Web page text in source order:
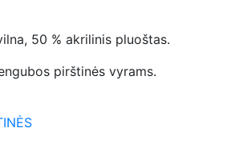
50 % akrilinis pluoštas.
pirštinės vyrams.